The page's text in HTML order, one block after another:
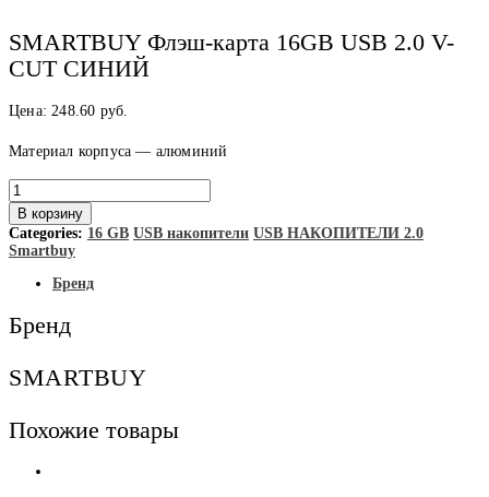
SMARTBUY Флэш-карта 16GB USB 2.0 V-
CUT СИНИЙ
Цена: 248.60 руб.
Материал корпуса — алюминий
Количество
товара
SMARTBUY
Флэш-
карта
USB
V-
CUT
В корзину
Categories: 16 GB USB накопители USB НАКОПИТЕЛИ 2.0
Smartbuy
Бренд
Бренд
SMARTBUY
Похожие товары